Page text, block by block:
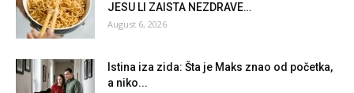
JESU Ll ZAlSTA NEZDRAVE…
August 6, 2026
Istina iza zida: Šta je Maks znao od početka,
a niko...